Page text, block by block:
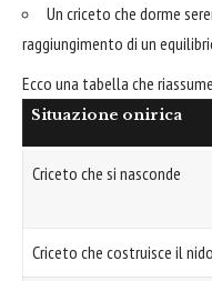
Un criceto che dorme
raggiungimento di un
Ecco una tabella che
Situazione onirica
Criceto che si nasconde
Criceto che costruisce il nido